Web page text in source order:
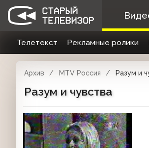
Телетекст Рекламные ролики
Архив MTV Россия Разум и
Разум и чувства